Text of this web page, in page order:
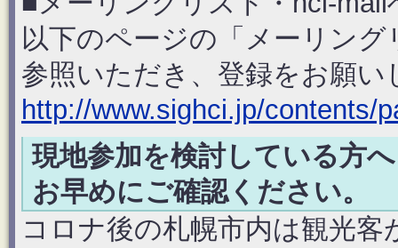
以下のページの「メーリン
参照いただき、登録をお願い
http://www.sighci.jp/contents/
現地参加を検討している方
お早めにご確認ください。
コロナ後の札幌市内は観光